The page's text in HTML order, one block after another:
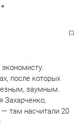
после которых
заумным.
Захарченко,
там насчитали 20